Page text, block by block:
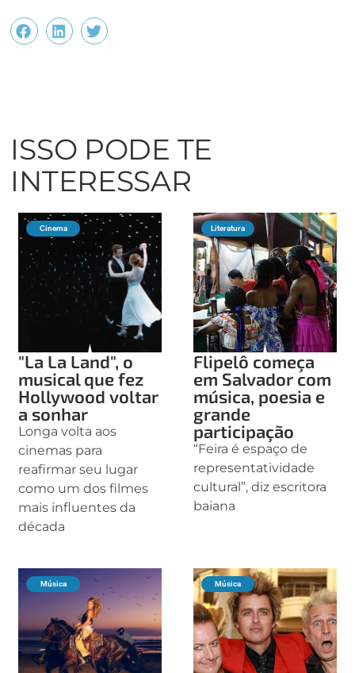
ISSO PODE TE
INTERESSAR
Cinema
"La La Land", o
musical que fez
Hollywood voltar
a sonhar
Longa volta aos
cinemas para
reafirmar seu lugar
como um dos filmes
mais influentes da
década
Literatura
Flipelô começa
em Salvador com
música, poesia e
grande
participação
“Feira é espaço de
representatividade
cultural”, diz escritora
baiana
Música Música